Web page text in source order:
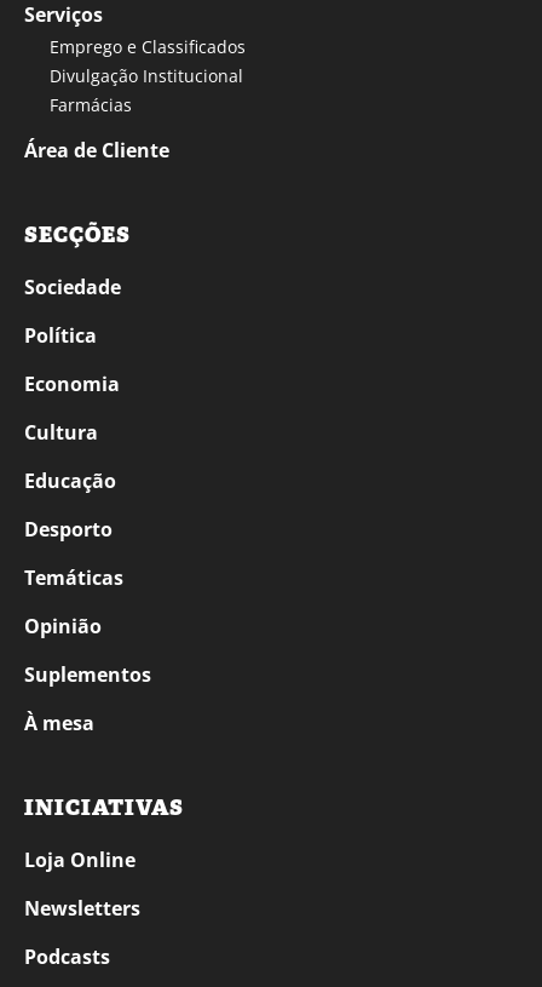
Serviços
Emprego e Classificados
Divulgação Institucional
Farmácias
Área de Cliente
SECÇÕES
Sociedade
Política
Economia
Cultura
Educação
Desporto
Temáticas
Opinião
Suplementos
À mesa
INICIATIVAS
Loja Online
Newsletters
Podcasts